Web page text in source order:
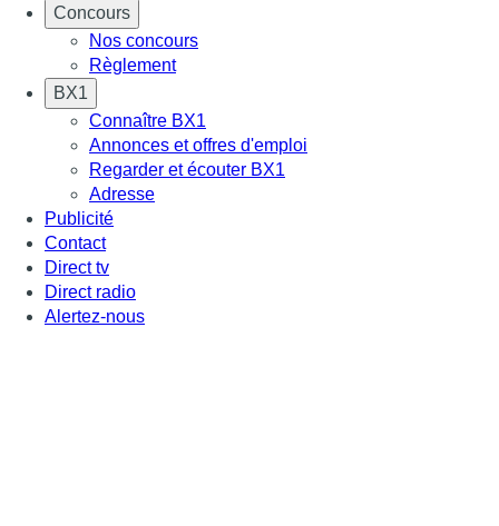
Concours
Nos concours
Règlement
BX1
Connaître BX1
Annonces et offres d'emploi
Regarder et écouter BX1
Adresse
Publicité
Contact
Direct tv
Direct radio
Alertez-nous